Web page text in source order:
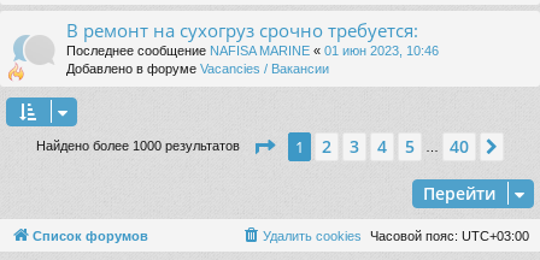
В ремонт на сухогруз срочно требуется:
Последнее сообщение NAFISA MARINE « 01 июн 2023, 10:46
Добавлено в форуме Vacancies / Вакансии
Найдено более 1000 результатов Страница из 40
1 2 3 4 5 40
Перейти
Список форумов Часовой пояс: UTC+03:00
Удалить cookies